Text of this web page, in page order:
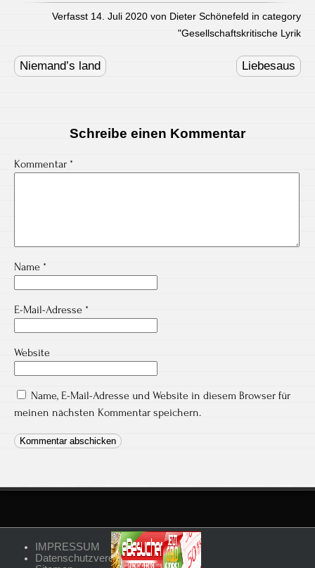
Verfasst 14. Juli 2020 von Dieter Schönefeld in category
"Gesellschaftskritische Lyrik
navigation
Niemand’s land Liebesaus
Schreibe einen Kommentar
Kommentar *
Name *
E-Mail-Adresse *
Website
Name, E-Mail-Adresse und Website in diesem Browser für
meinen nächsten Kommentar speichern.
IMPRESSUM
Datenschutzvereinbarungen